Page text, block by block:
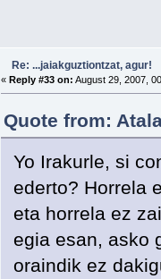
Re: ...jaiakguztiontzat, agur!
« Reply #33 on: August 29, 2007,
Quote from:
Yo Irakurle, si
ederto? Horrela
eta horrela ez
egia esan, asko
oraindik ez